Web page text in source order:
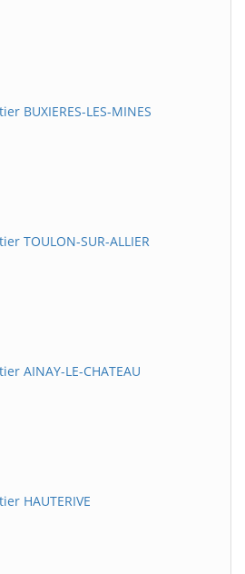
BUXIERES-LES-MINES
TOULON-SUR-ALLIER
AINAY-LE-CHATEAU
HAUTERIVE